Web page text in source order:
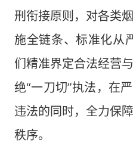
刑衔接原则，对各类
施全链条、标准化从
们精准界定合法经营
绝“一刀切”执法，在
违法的同时，全力保
秩序。